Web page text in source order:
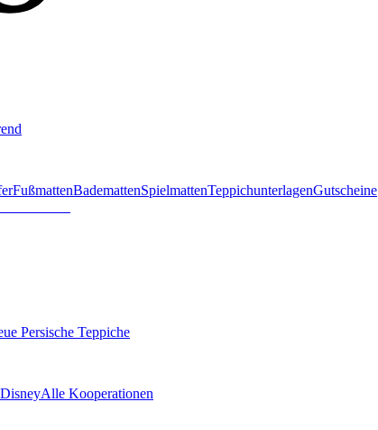
FußmattenBademattenSpielmattenTeppichunterlagenGutscheine
Persische Teppiche
DisneyAlle Kooperationen